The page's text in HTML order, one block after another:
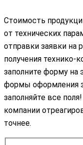
Стоимость
от технических
отправки заявки на
получения технико-
заполните форму на
формы оформления
заполняйте все
компании
точнее.